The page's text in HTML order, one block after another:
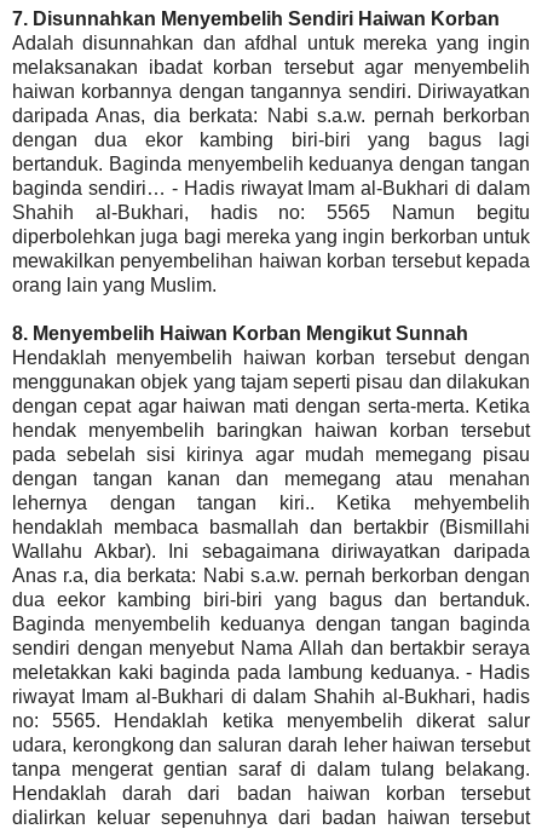
7. Disunnahkan Menyembelih Sendiri Haiwan Korban
Adalah disunnahkan dan afdhal untuk mereka yang ingin
melaksanakan ibadat korban tersebut agar menyembelih
haiwan korbannya dengan tangannya sendiri. Diriwayatkan
daripada Anas, dia berkata: Nabi s.a.w. pernah berkorban
dengan dua ekor kambing biri-biri yang bagus lagi
bertanduk. Baginda menyembelih keduanya dengan tangan
baginda sendiri… - Hadis riwayat Imam al-Bukhari di dalam
Shahih al-Bukhari, hadis no: 5565 Namun begitu
diperbolehkan juga bagi mereka yang ingin berkorban untuk
mewakilkan penyembelihan haiwan korban tersebut kepada
orang lain yang Muslim.
8. Menyembelih Haiwan Korban Mengikut Sunnah
Hendaklah menyembelih haiwan korban tersebut dengan
menggunakan objek yang tajam seperti pisau dan dilakukan
dengan cepat agar haiwan mati dengan serta-merta. Ketika
hendak menyembelih baringkan haiwan korban tersebut
pada sebelah sisi kirinya agar mudah memegang pisau
dengan tangan kanan dan memegang atau menahan
lehernya dengan tangan kiri.. Ketika mehyembelih
hendaklah membaca basmallah dan bertakbir (Bismillahi
Wallahu Akbar). Ini sebagaimana diriwayatkan daripada
Anas r.a, dia berkata: Nabi s.a.w. pernah berkorban dengan
dua eekor kambing biri-biri yang bagus dan bertanduk.
Baginda menyembelih keduanya dengan tangan baginda
sendiri dengan menyebut Nama Allah dan bertakbir seraya
meletakkan kaki baginda pada lambung keduanya. - Hadis
riwayat Imam al-Bukhari di dalam Shahih al-Bukhari, hadis
no: 5565. Hendaklah ketika menyembelih dikerat salur
udara, kerongkong dan saluran darah leher haiwan tersebut
tanpa mengerat gentian saraf di dalam tulang belakang.
Hendaklah darah dari badan haiwan korban tersebut
dialirkan keluar sepenuhnya dari badan haiwan tersebut